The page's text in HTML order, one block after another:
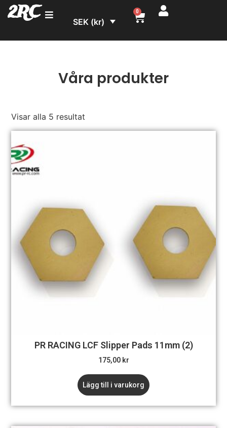
2RC SEK (kr)
0
Våra produkter
Visar alla 5 resultat
PR RACING LCF Slipper Pads 11mm (2)
175,00 kr
Lägg till i varukorg